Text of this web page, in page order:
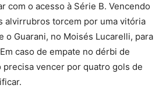
com o acesso à Série B. Vencendo
alvirrubros torcem por uma vitória
o Guarani, no Moisés Lucarelli, para
caso de empate no dérbi de
precisa vencer por quatro gols de